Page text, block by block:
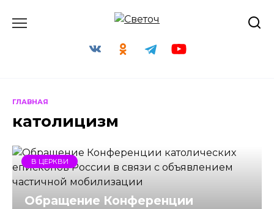
ГЛАВНАЯ
католицизм
В ЦЕРКВИ
Обращение Конференции